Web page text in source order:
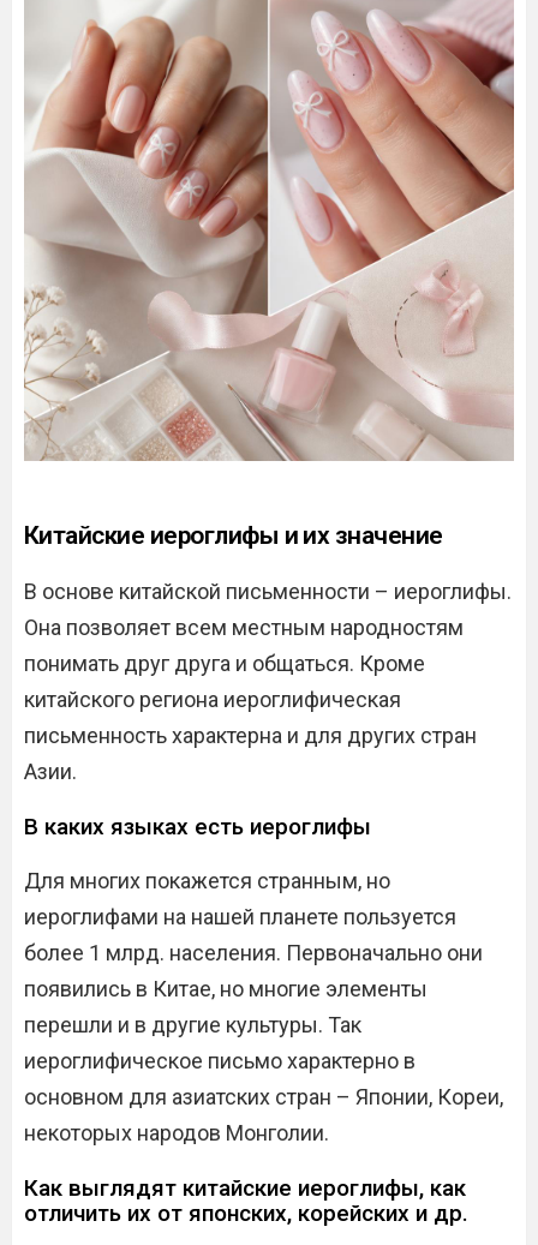
Китайские иероглифы и их значение
В основе китайской письменности – иероглифы.
Она позволяет всем местным народностям
понимать друг друга и общаться. Кроме
китайского региона иероглифическая
письменность характерна и для других стран
Азии.
В каких языках есть иероглифы
Для многих покажется странным, но
иероглифами на нашей планете пользуется
более 1 млрд. населения. Первоначально они
появились в Китае, но многие элементы
перешли и в другие культуры. Так
иероглифическое письмо характерно в
основном для азиатских стран – Японии, Кореи,
некоторых народов Монголии.
Как выглядят китайские иероглифы, как
отличить их от японских, корейских и др.